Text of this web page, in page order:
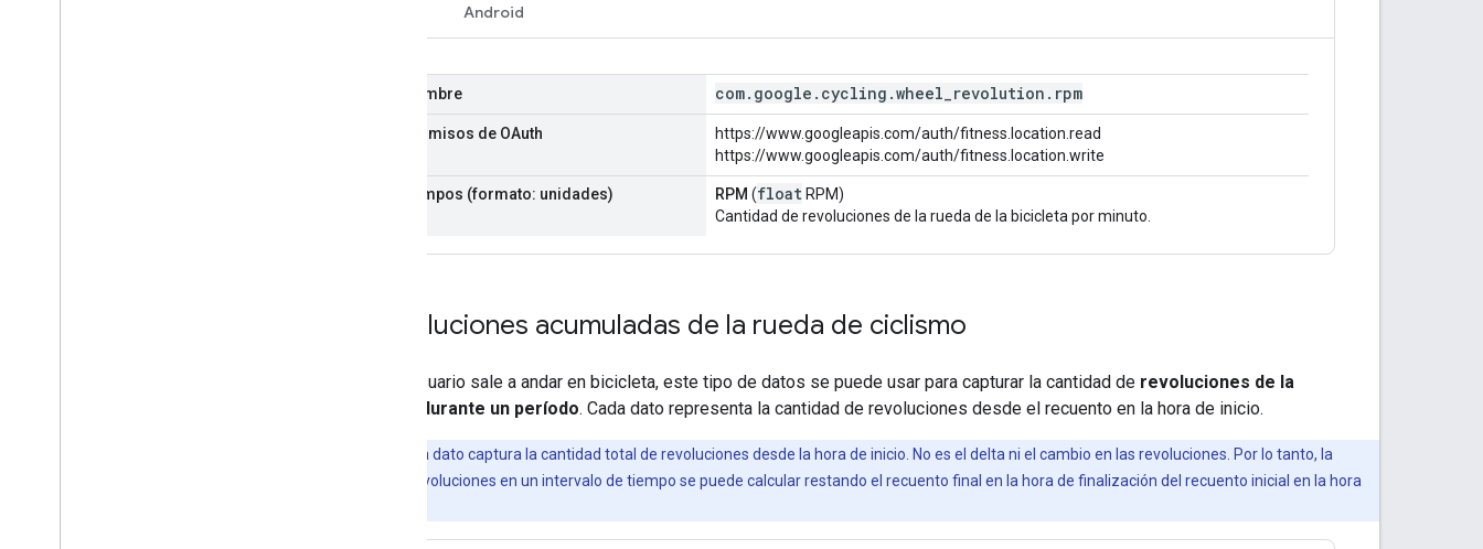
Android
Nombre com. google . cycling .wheel revolution . rpm
Permisos de OAuth
https://www.googleapis.com/auth/fitness.location.read
https://www.googleapis.com/auth/fitness.location.write
Campos (formato: unidades) RPM (float RPM)
Cantidad de revoluciones de la rueda de la bicicleta por minuto.
Revoluciones acumuladas de la rueda de ciclismo
Si un usuario sale a andar en bicicleta, este tipo de datos se puede usar para capturar la cantidad de revoluciones de la
rueda durante un período. Cada dato representa la cantidad de revoluciones desde el recuento en la hora de inicio.
Cada dato captura la cantidad total de revoluciones desde la hora de inicio. No es el delta ni el cambio en las revoluciones. Por lo tanto, la
cantidad de revoluciones en un intervalo de tiempo se puede calcular restando el recuento final en la hora de finalización del recuento inicial en la hora